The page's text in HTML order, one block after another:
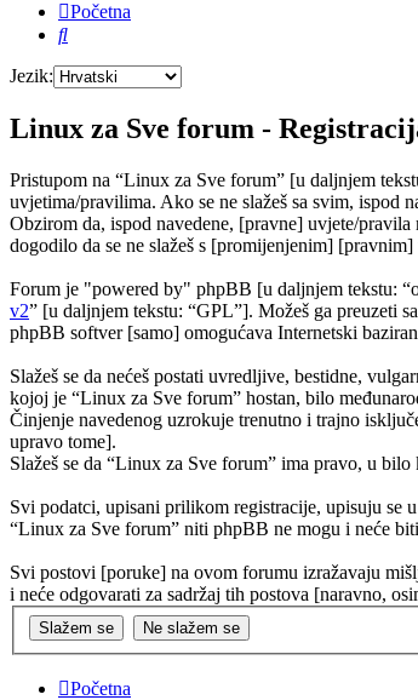
Početna
Pretražnik
Jezik:
Linux za Sve forum -
Pristupom na “Linux za Sve forum” [u daljnjem
uvjetima/pravilima. Ako se ne slažeš sa svim,
Obzirom da, ispod navedene, [pravne] uvjete/
dogodilo da se ne slažeš s [promijenjenim]
Forum je "powered by" phpBB [u daljnjem tekstu:
v2” [u daljnjem tekstu: “GPL”]. Možeš ga preuzeti sa
phpBB softver [samo] omogućava Internetski
Slažeš se da nećeš postati uvredljive, bestidne,
kojoj je “Linux za Sve forum” hostan, bilo
Činjenje navedenog uzrokuje trenutno i trajno
upravo tome].
Slažeš se da “Linux za Sve forum” ima pravo, u
Svi podatci, upisani prilikom registracije, upisuju se
“Linux za Sve forum” niti phpBB ne mogu i neće
Svi postovi [poruke] na ovom forumu izražavaju
i neće odgovarati za sadržaj tih postova [naravno,
Početna